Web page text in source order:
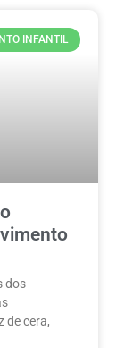
INFANTIL
dos
de cera,